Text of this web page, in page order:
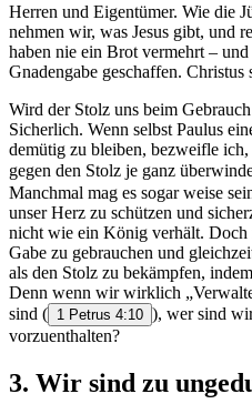
Herren und Eigentümer. Wie die
nehmen wir, was Jesus gibt, und
haben nie ein Brot vermehrt –
Gnadengabe geschaffen. Christus
Wird der Stolz uns beim
Sicherlich. Wenn selbst Paulus
demütig zu bleiben, bezweifle
gegen den Stolz je ganz
Manchmal mag es sogar weise
unser Herz zu schützen und
nicht wie ein König verhält. Doch
Gabe zu gebrauchen und
als den Stolz zu bekämpfen,
Denn wenn wir wirklich
sind ( 1 Petrus 4:10 ), wer sind
vorzuenthalten?
3. Wir sind zu